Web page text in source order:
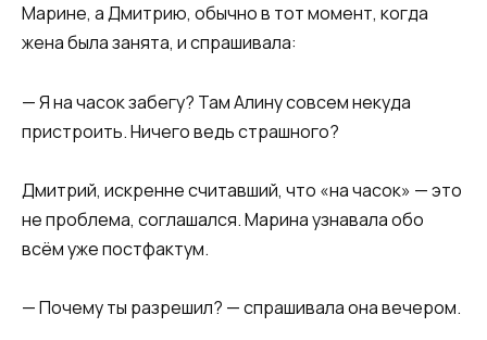
Марине, а Дмитрию, обычно в тот момент, когда
жена была занята, и спрашивала:
— Я на часок забегу? Там Алину совсем некуда
пристроить. Ничего ведь страшного?
Дмитрий, искренне считавший, что «на часок» — это
не проблема, соглашался. Марина узнавалa обо
всём уже постфактум.
— Почему ты разрешил? — спрашивала она вечером.